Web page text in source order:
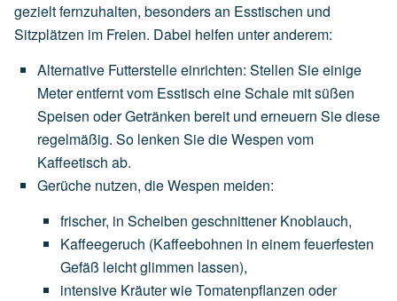
gezielt fernzuhalten, besonders an Esstischen und
Sitzplätzen im Freien. Dabei helfen unter anderem:
Alternative Futterstelle einrichten: Stellen Sieeinige
Meterentferntvom Esstisch eineSchale mitsüßen
Speisen oderGetränken bereit und erneuern Siediese
regelmäßig. So lenken SiedieWespen vom
Kaffeetisch ab.
Gerüche nutzen, die Wespen meiden:
frischer, in Scheiben geschnittener Knoblauch,
Kaffeegeruch (Kaffeebohnen in einemfeuerfesten
Gefäß leichtglimmen lassen),
intensive KräuterwieTomatenpflanzen oder